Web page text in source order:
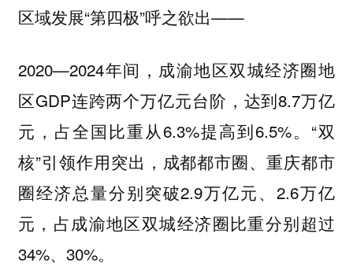
区域发展“第四极”呼之欲出——
2020—2024年间，成渝地区双城经济圈地
区GDP连跨两个万亿元台阶，达到8.7万亿
元，占全国比重从6.3%提高到6.5%。“双
核”引领作用突出，成都都市圈、重庆都市
圈经济总量分别突破2.9万亿元、2.6万亿
元，占成渝地区双城经济圈比重分别超过
34%、30%。